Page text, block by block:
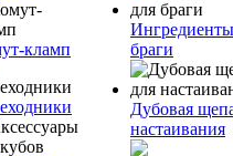
кламп
браги
Дубовая
настаивания